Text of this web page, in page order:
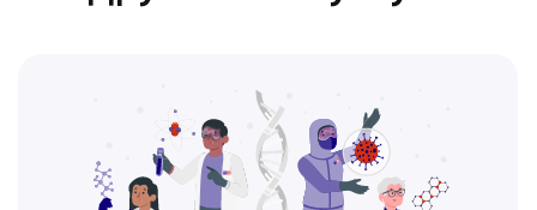
Ультразвуковая диагностика